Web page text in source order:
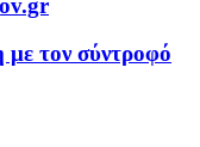
με τον σύντροφό